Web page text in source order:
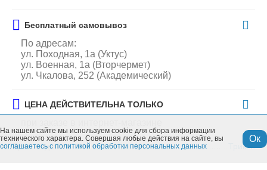
Бесплатный самовывоз
По адресам:
ул. Походная, 1а (Уктус)
ул. Военная, 1а (Вторчермет)
ул. Чкалова, 252 (Академический)
ЦЕНА ДЕЙСТВИТЕЛЬНА ТОЛЬКО
Производитель Трикси
На нашем сайте мы используем cookie для сбора информации
технического характера. Совершая любые действия на сайте, вы
соглашаетесь с политикой обработки персональных данных
Ок